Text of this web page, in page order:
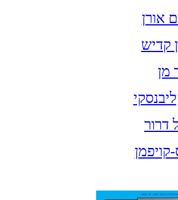
אורן
קדיש
מן
דרור
קויפמן​